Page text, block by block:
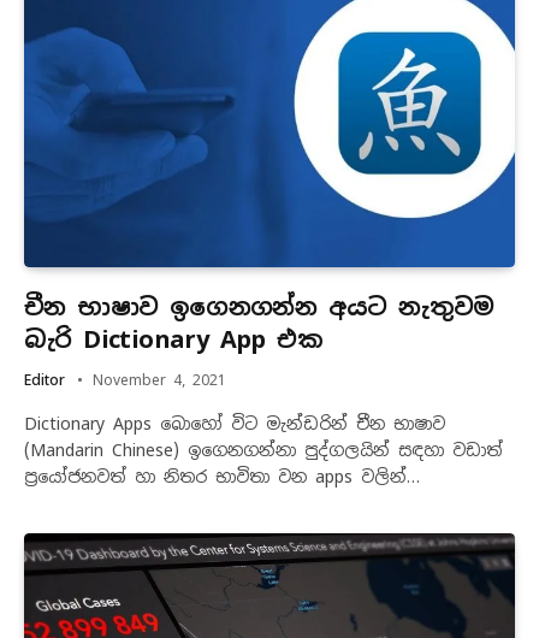
චීන භාෂාව ඉගෙනගන්න අයට නැතුවම
බැරි Dictionary App එක
Editor November 4, 2021
Dictionary Apps බොහෝ විට මැන්ඩරින් චීන භාෂාව
(Mandarin Chinese) ඉගෙනගන්නා පුද්ගලයින් සඳහා වඩාත්
ප්‍රයෝජනවත් හා නිතර භාවිතා වන apps වලින්…